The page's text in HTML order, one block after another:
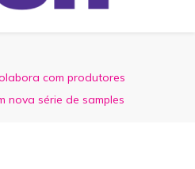
com produtores
nova série de samples